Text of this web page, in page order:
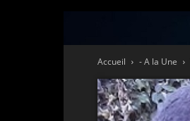
Accueil
- A la Une